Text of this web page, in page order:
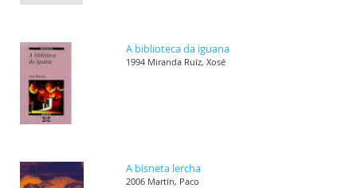
A biblioteca da iguana
1994 Miranda Ruíz, Xosé
A bisneta lercha
2006 Martín, Paco